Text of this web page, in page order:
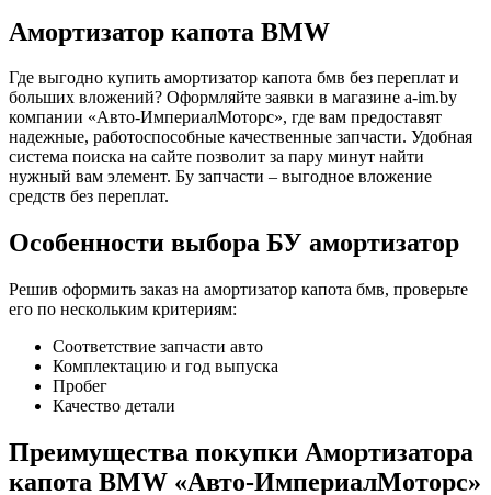
Амортизатор капота BMW
Где выгодно купить амортизатор капота бмв без переплат и
больших вложений? Оформляйте заявки в магазине a-im.by
компании «Авто-ИмпериалМоторс», где вам предоставят
надежные, работоспособные качественные запчасти. Удобная
система поиска на сайте позволит за пару минут найти
нужный вам элемент. Бу запчасти – выгодное вложение
средств без переплат.
Особенности выбора БУ амортизатор
Решив оформить заказ на амортизатор капота бмв, проверьте
его по нескольким критериям:
Соответствие запчасти авто
Комплектацию и год выпуска
Пробег
Качество детали
Преимущества покупки Амортизатора
капота BMW «Авто-ИмпериалМоторс»